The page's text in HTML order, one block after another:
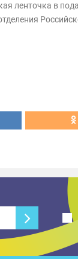
ленточка в